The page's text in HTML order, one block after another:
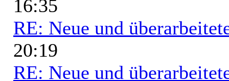
16:35
RE: Neue und
20:19
RE: Neue und